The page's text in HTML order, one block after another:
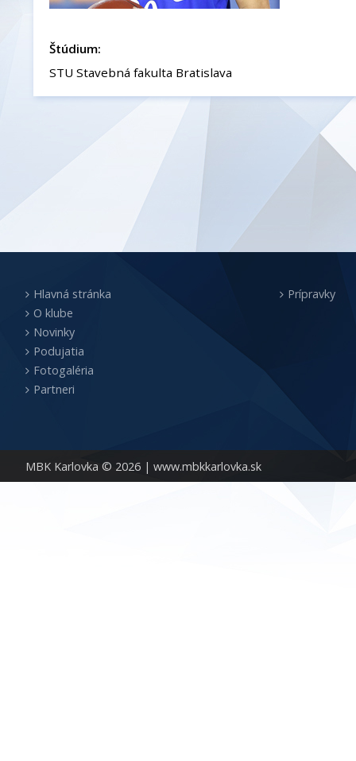
Štúdium:
STU Stavebná fakulta Bratislava
MBK Karlovka © 2026 | www.mbkkarlovka.sk
Hlavná stránka
O klube
Novinky
Podujatia
Fotogaléria
Partneri
Prípravky